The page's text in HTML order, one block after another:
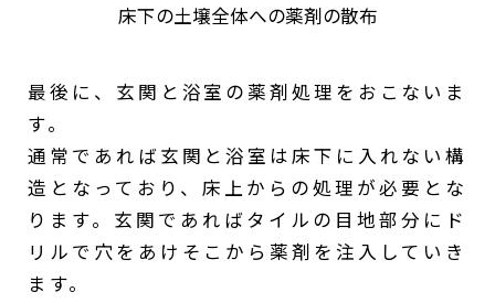
床下の土壌全体への薬剤の散布
最後に、玄関と浴室の薬剤処理をおこないま
す。
通常であれば玄関と浴室は床下に入れない構
造となっており、床上からの処理が必要とな
ります。玄関であればタイルの目地部分にド
リルで穴をあけそこから薬剤を注入していき
ます。